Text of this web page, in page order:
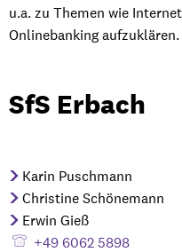
u.a. zu Themen wie
Onlinebanking aufzuklären.
SfS Erbach
Karin Puschmann
Christine Schönemann
Erwin Gieß
+49 6062 5898